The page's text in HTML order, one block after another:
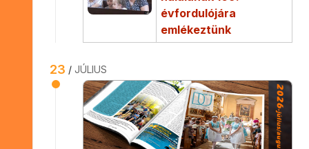
évfordulójára
emlékeztünk
23 JÚLIUS